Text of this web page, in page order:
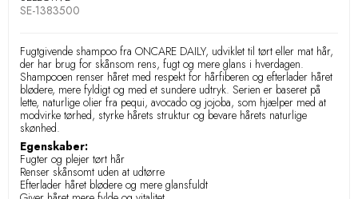
SE-1383500
Fugtgivende shampoo fra ONCARE DAILY, udviklet til tørt eller mat hår,
der har brug for skånsom rens, fugt og mere glans i hverdagen.
Shampooen renser håret med respekt for hårfiberen og efterlader håret
blødere, mere fyldigt og med et sundere udtryk. Serien er baseret på
lette, naturlige olier fra pequi, avocado og jojoba, som hjælper med at
modvirke tørhed, styrke hårets struktur og bevare hårets naturlige
skønhed.
Egenskaber:
Fugter og plejer tørt hår
Renser skånsomt uden at udtørre
Efterlader håret blødere og mere glansfuldt